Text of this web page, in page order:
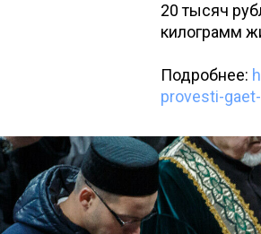
20 тысяч
килограмм
Подробнее:
provesti-